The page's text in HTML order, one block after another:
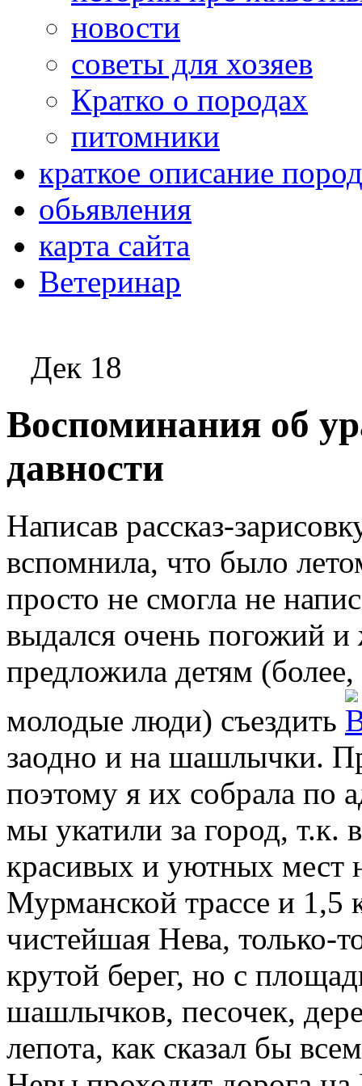
новости
советы для хозяев
Кратко о породах
питомники
краткое описание пород
обьявления
карта сайта
Ветеринар
Дек 18
Воспоминания об
давности
Написав рассказ-
вспомнила, что было
просто не смогла не
выдался очень погожий
предложила детям
молодые люди) съездить
заодно и на шашлычки.
поэтому я их собрала по
мы укатили за город, т.к.
красивых и уютных мест
Мурманской трассе и 1,5
чистейшая Нева, только-
крутой берег, но с
шашлычков, песочек,
лепота, как сказал бы